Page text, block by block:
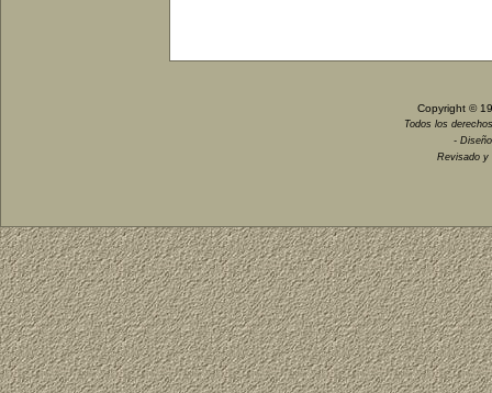
Copyright ©
Todos los
-
Revisado y